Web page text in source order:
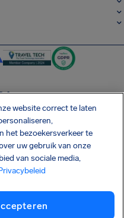
SocialLinkedin
APP
Afdrukken
website correct te laten
het bezoekersverkeer te
uw gebruik van onze
van sociale media,
Privacybeleid